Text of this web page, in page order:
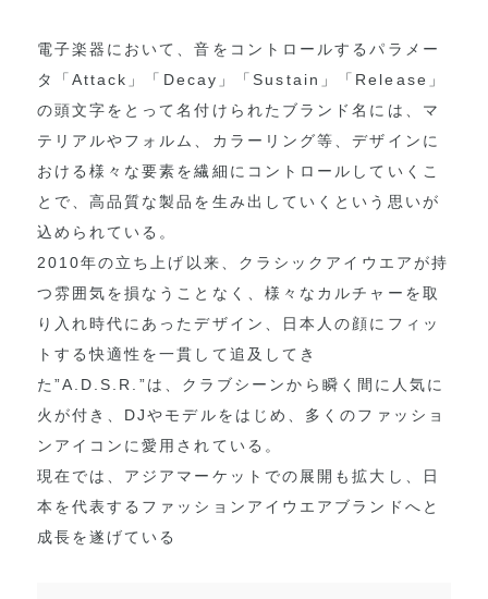
電子楽器において、音をコントロールするパラメー
タ「Attack」「Decay」「Sustain」「Release」
の頭文字をとって名付けられたブランド名には、マ
テリアルやフォルム、カラーリング等、デザインに
おける様々な要素を繊細にコントロールしていくこ
とで、高品質な製品を生み出していくという思いが
込められている。
2010年の立ち上げ以来、クラシックアイウエアが持
つ雰囲気を損なうことなく、様々なカルチャーを取
り入れ時代にあったデザイン、日本人の顔にフィッ
トする快適性を一貫して追及してき
た”A.D.S.R.”は、クラブシーンから瞬く間に人気に
火が付き、DJやモデルをはじめ、多くのファッショ
ンアイコンに愛用されている。
現在では、アジアマーケットでの展開も拡大し、日
本を代表するファッションアイウエアブランドへと
成長を遂げている